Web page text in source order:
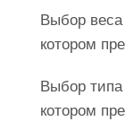
Выбор
котором
Выбор
котором